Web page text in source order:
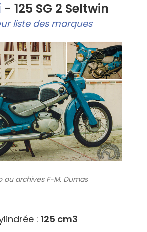
- 125 SG 2 Seltwin
liste des marques
ou archivesF-M. Dumas
: 125 cm3